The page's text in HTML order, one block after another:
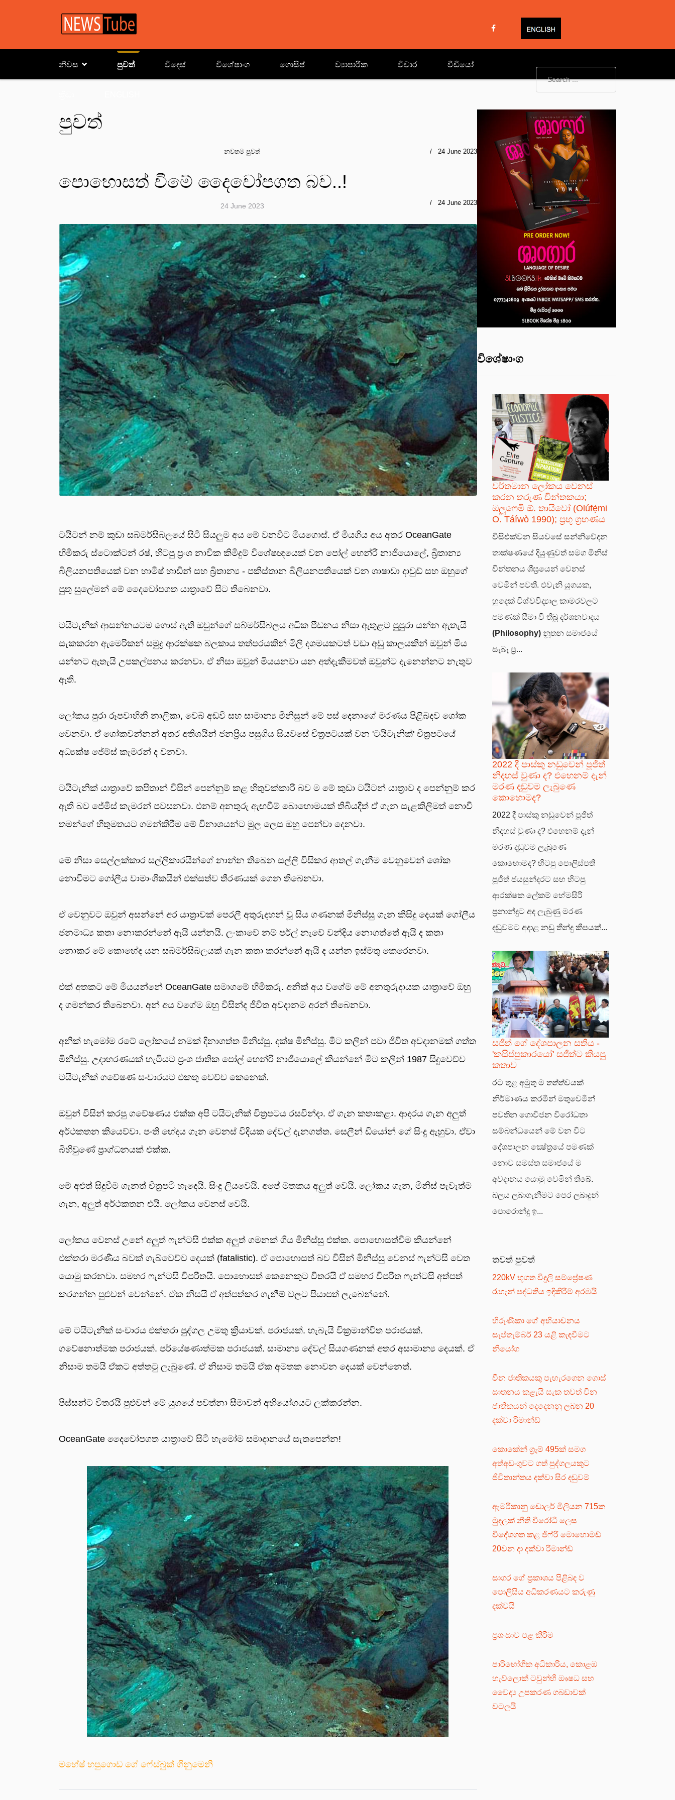
නිවස පුවත් විදෙස් විශේෂාංග ගොසිප් ව්‍යාපාරික විචාර වීඩියෝ
පුවත්
නවතම පුවත් 24 June 2023
පොහොසත් වීමේ දෛවෝපගත බව..!
24 June 2023 24 June 2023
ටයිටන් නම් කුඩා සබ්මර්සිබලයේ සිටි සියලුම අය මේ වනවිට මියගොස්. ඒ මියගිය අය අතර OceanGate
හිමිකරු ස්ටොක්ටන් රෂ්, හිටපු ප්‍රංශ නාවික කිමිදුම් විශේෂඥයෙක් වන පෝල් හෙන්රි නාජියොලේ, බ්‍රිතාන්‍ය
බිලියනපතියෙක් වන හාමිෂ් හාඩින් සහ බ්‍රිතාන්‍ය - පකිස්තාන බිලියනපතියෙක් වන ශාෂාඩා දාවුඩ් සහ ඔහුගේ
පුතු සුලේමන් මේ දෛවෝපගත යාත්‍රාවේ සිට තිබෙනවා.
ටයිටැනික් ආසන්නයටම ගොස් ඇති ඔවුන්ගේ සබ්මර්සිබලය අධික පීඩනය නිසා ඇතුළට පුපුරා යන්න ඇතැයි
සැකකරන ඇමෙරිකන් සමුද්‍ර ආරක්ෂක බලකාය තත්පරයකින් මිලි දශමයකටත් වඩා අඩු කාලයකින් ඔවුන් මිය
යන්නට ඇතැයි උපකල්පනය කරනවා. ඒ නිසා ඔවුන් මියයනවා යන අත්දැකීමවත් ඔවුන්ට දැනෙන්නට නැතුව
ඇති.
ලෝකය පුරා රූපවාහිනී නාලිකා, වෙබ් අඩවි සහ සාමාන්‍ය මිනිසුන් මේ පස් දෙනාගේ මරණය පිළිබදව ශෝක
වෙනවා. ඒ ශෝකවන්නන් අතර අතිශයින් ජනප්‍රිය පසුගිය සියවසේ චිත්‍රපටයක් වන 'ටයිටැනික්' චිත්‍රපටයේ
අධ්‍යක්ෂ ජේම්ස් කැමරන් ද වනවා.
ටයිටැනික් යාත්‍රාවේ කපිතාන් විසින් පෙන්නුම් කළ හිතුවක්කාරී බව ම මේ කුඩා ටයිටන් යාත්‍රාව ද පෙන්නුම් කර
ඇති බව ජේමිස් කැමරන් පවසනවා. එනම් අනතුරු ඇඟවීම් බොහොමයක් තිබියදීත් ඒ ගැන සැළකිලිමත් නොවී
තමන්ගේ හිතුමතයට ගමන්කිරීම මේ විනාශයන්ට මුල ලෙස ඔහු පෙන්වා දෙනවා.
මේ නිසා සෙල්ලක්කාර සල්ලිකාරයින්ගේ නාන්න තිබෙන සල්ලි විසිකර ආතල් ගැනීම වෙනුවෙන් ශෝක
නොවීමට ගෝලීය වාමාංශිකයින් එක්සත්ව තීරණයක් ගෙන තිබෙනවා.
ඒ වෙනුවට ඔවුන් අසන්නේ අර යාත්‍රාවක් පෙරලී අතුරුදහන් වූ සිය ගණනක් මිනිස්සු ගැන කිසිදු දෙයක් ගෝලීය
ජනමාධ්‍ය කතා නොකරන්නේ ඇයි යන්නයි. ලංකාවේ නම් පර්ල් නැවේ වන්දිය නොගත්තේ ඇයි ද කතා
නොකර මේ කොහේද යන සබ්මර්සිබලයක් ගැන කතා කරන්නේ ඇයි ද යන්න ඉස්මතු කෙරෙනවා.
එක් අතකට මේ මියයන්නේ OceanGate සමාගමේ හිමිකරු. අනික් අය වගේම මේ අනතුරුදායක යාත්‍රාවේ ඔහු
ද ගමන්කර තිබෙනවා. අන් අය වගේම ඔහු විසින්ද ජීවිත අවදානම අරන් තිබෙනවා.
අනික් හැමෝම රටේ ලෝකයේ නමක් දිනාගත්ත මිනිස්සු. දක්ෂ මිනිස්සු. මීට කලින් පවා ජීවිත අවදානමක් ගත්ත
මිනිස්සු. උදාහරණයක් හැටියට ප්‍රංශ ජාතික පෝල් හෙන්රි නාජියොලේ කියන්නේ මීට කලින් 1987 සිදුවෙච්ච
ටයිටැනික් ගවේෂණ සංචාරයට එකතු වෙච්ච කෙනෙක්.
ඔවුන් විසින් කරපු ගවේෂණය එක්ක අපි ටයිටැනික් චිත්‍රපටය රසවින්දා. ඒ ගැන කතාකළා. ආදරය ගැන අලුත්
අර්ථකතන කියෙව්වා. පංති භේදය ගැන වෙනස් විදියක දේවල් දැනගත්ත. සෙලීන් ඩියෝන් ගේ සිංදු ඇහුවා. ඒවා
බිහිවුණේ ප්‍රාග්ධනයක් එක්ක.
මේ අළුත් සිදුවීම ගැනත් චිත්‍රපටි හැදෙයි. සිංදු ලියවෙයි. අපේ මතකය අලුත් වෙයි. ලෝකය ගැන, මිනිස් පැවැත්ම
ගැන, අලුත් අර්ථකතන එයි. ලෝකය වෙනස් වෙයි.
ලෝකය වෙනස් උනේ අලුත් ෆැන්ටසි එක්ක අලුත් ගමනක් ගිය මිනිස්සු එක්ක. පොහොසත්වීම කියන්නේ
එක්තරා මරණීය බවක් ගැබ්වෙච්ච දෙයක් (fatalistic). ඒ පොහොසත් බව විසින් මිනිස්සු වෙනස් ෆැන්ටසි වෙත
යොමු කරනවා. සමහර ෆැන්ටසි විපරීතයි. පොහොසත් කෙනෙකුට විතරයි ඒ සමහර විපරීත ෆැන්ටසි අත්පත්
කරගන්න පුළුවන් වෙන්නේ. ඒක නිසයි ඒ අත්පත්කර ගැනීම් වලට පියාපත් ලැබෙන්නේ.
මේ ටයිටැනික් සංචාරය එක්තරා පුද්ගල උමතු ක්‍රියාවක්. පරාජයක්. හැබැයි වික්‍රමාන්විත පරාජයක්.
ගවේෂනාත්මක පරාජයක්. පර්යේෂණාත්මක පරාජයක්. සාමාන්‍ය දේවල් සියගණනක් අතර අසාමාන්‍ය දෙයක්. ඒ
නිසාම තමයි ඒකට අත්තටු ලැබුණේ. ඒ නිසාම තමයි ඒක අමතක නොවන දෙයක් වෙන්නෙත්.
පිස්සන්ට විතරයි පුළුවන් මේ යුගයේ පවත්නා සීමාවන් අභියෝගයට ලක්කරන්න.
OceanGate දෛවෝපගත යාත්‍රාවේ සිටි හැමෝම සමාදානයේ සැතපෙන්න!
මහේෂ් හපුගොඩ ගේ ෆේස්බුක් ගිනුමෙනි
විශේෂාංග
වර්තමාන ලෝකය වෙනස්
කරන තරුණ චින්තකයා;
ඔලූෆෙමි ඕ. තායිවෝ (Olúfẹ́mi
O. Táíwò 1990); ප්‍රභූ ග්‍රහණය
විසිඑක්වන සියවසේ සන්නිවේදන
තාක්ෂණයේ දියුණුවත් සමග මිනිස්
චින්තනය ශීඝ්‍රයෙන් වෙනස්
වෙමින් පවතී. එවැනි යුගයක,
හුදෙක් විශ්වවිද්‍යාල කාමරවලට
පමණක් සීමා වී තිබූ දර්ශනවාදය
(Philosophy)නූතන සමාජයේ
සැබෑ ප්‍ර...
2022 දී පාස්කු නඩුවෙන් පූජිත්
නිදහස් වුණා ද? එහෙනම් දැන්
මරණ දඬුවම ලැබුණෙ
කොහොමද?
2022 දී පාස්කු නඩුවෙන් පූජිත්
නිදහස් වුණා ද? එහෙනම් දැන්
මරණ දඬුවම ලැබුණෙ
කොහොමද? හිටපු පොලිස්පති
පූජිත් ජයසුන්දරට සහ හිටපු
ආරක්ෂක ලේකම් හේමසිරි
ප්‍රනාන්දුට අද ලැබුණු මරණ
දඬුවමට අදාළ නඩු තීන්දු කීපයක්...
සජිත් ගේ දේශපාලන සතිය -
'කසිප්පුකාරයෝ' සජිත්ට කියපු
කතාව
රට තුළ අමුතු ම තත්ත්වයක්
නිර්මාණය කරමින් මතුවෙමින්
පවතින ගොවිජන විරෝධතා
සම්බන්ධයෙන් මේ වන විට
දේශපාලන ක්‍ෂේත්‍රයේ පමණක්
නොව සමස්ත සමාජයේ ම
අවදානය යොමු වෙමින් තිබේ.
බලය ලබාගැනීමට පෙර ලබාදුන්
පොරොන්දු ඉ...
තවත් පුවත්
220kV භූගත විදුලි සම්ප්‍රේෂණ
රැහැන් පද්ධතිය ඉදිකිරීම් අරඹයි
හිරුණිකා ගේ අභියාචනය
සැප්තැම්බර් 23 යළි කැඳවීමට
නියෝග
චීන ජාතිකයකු පැහැරගෙන ගොස්
ඝාතනය කළැයි සැක තවත් චීන
ජාතිකයන් දෙදෙනනු ලබන 20
දක්වා රිමාන්ඩ්
කොකේන් ග්‍රෑම් 495ක් සමග
අත්අඩංගුවට ගත් පුද්ගලයකුට
ජීවිතාන්තය දක්වා සිර දඬුවම්
ඇමරිකානු ඩොලර් මිලියන 715ක
මුදලක් නීති විරෝධී ලෙස
විදේශගත කළ ජිෆ්රි මොහොමඩ්
20වන දා දක්වා රිමාන්ඩ්
සාගර ගේ ප්‍රකාශය පිළිබඳ ව
පොලිසිය අධිකරණයට කරුණු
දක්වයි
ප්‍රශංසාව පළ කිරීම
පාරිභෝගික අධිකාරිය, කොළඹ
හැව්ලොක් ටවුන්හි ඖෂධ සහ
වෛද්‍ය උපකරණ ගබඩාවක්
වටලයි